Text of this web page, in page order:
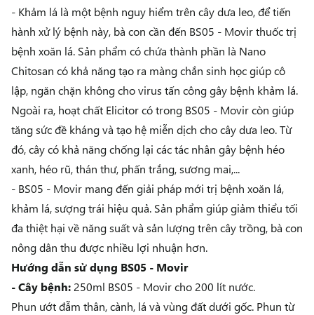
- Khảm lá là một bệnh nguy hiểm trên cây dưa leo, để tiến
hành xử lý bệnh này, bà con cần đến BS05 - Movirthuốc trị
bệnh xoăn lá. Sản phẩm có chứa thành phần là Nano
Chitosan có khả năng tạo ra màng chắn sinh học giúp cô
lập, ngăn chặn không cho virus tấn công gây bệnh khảm lá.
Ngoài ra, hoạt chất Elicitor có trong BS05 - Movir còn giúp
tăng sức đề kháng và tạo hệ miễn dịch cho cây dưa leo. Từ
đó, cây có khả năng chống lại các tác nhân gây bệnh héo
xanh, héo rũ, thán thư, phấn trắng, sương mai,...
- BS05 - Movir mang đến giải pháp mới trị bệnh xoăn lá,
khảm lá, sượng trái hiệu quả. Sản phẩm giúp giảm thiểu tối
đa thiệt hại về năng suất và sản lượng trên cây trồng, bà con
nông dân thu được nhiều lợi nhuận hơn.
Hướng dẫn sử dụng BS05 - Movir
- Cây bệnh: 250ml BS05 - Movir cho 200 lít nước.
Phun ướt đẫm thân, cành, lá và vùng đất dưới gốc. Phun từ